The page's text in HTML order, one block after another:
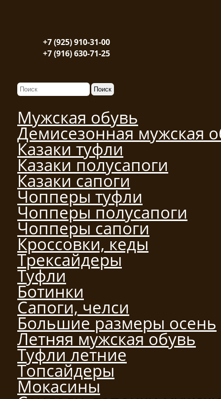
+7 (925) 910-31-00
+7 (916) 630-71-25
Мужская обувь
Демисезонная мужская
Казаки туфли
Казаки полусапоги
Казаки сапоги
Чопперы туфли
Чопперы полусапоги
Чопперы сапоги
Кроссовки, кеды
Трексайдеры
Туфли
Ботинки
Сапоги, челси
Большие размеры осень
Летняя мужская обувь
Туфли летние
Топсайдеры
Мокасины